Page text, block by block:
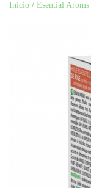
Inicio / Esential Aroms